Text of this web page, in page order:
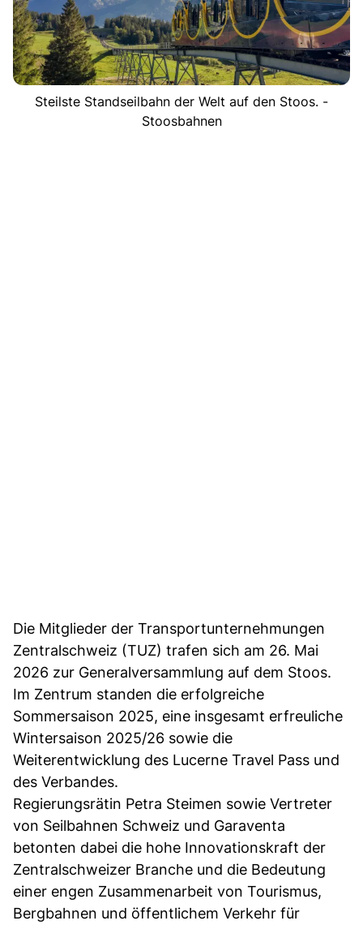
Steilste Standseilbahn der Welt auf den Stoos. -
Stoosbahnen
Die Mitglieder der Transportunternehmungen
Zentralschweiz (TUZ) trafen sich am 26. Mai
2026 zur Generalversammlung auf dem Stoos.
Im Zentrum standen die erfolgreiche
Sommersaison 2025, eine insgesamt erfreuliche
Wintersaison 2025/26 sowie die
Weiterentwicklung des Lucerne Travel Pass und
des Verbandes.
Regierungsrätin Petra Steimen sowie Vertreter
von Seilbahnen Schweiz und Garaventa
betonten dabei die hohe Innovationskraft der
Zentralschweizer Branche und die Bedeutung
einer engen Zusammenarbeit von Tourismus,
Bergbahnen und öffentlichem Verkehr für